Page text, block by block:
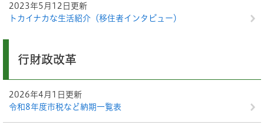
2023年5月12日更新
トカイナカな生活紹介（移住者インタビュー）
行財政改革
2026年4月1日更新
令和8年度市税など納期一覧表